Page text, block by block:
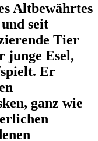
Altbewährtes
seit
Tier
junge Esel,
Er
ganz wie